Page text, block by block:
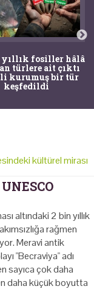
yıllık fosiller hâlâ
türlere ait çıktı
kurumuş bir tür
keşfedildi
kültürel mirası
altındaki 2 bin yıllık
rağmen
Meravi antik
"Becraviya" adı
sayıca çok daha
daha küçük boyutta